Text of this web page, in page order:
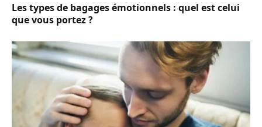
Les types de bagages émotionnels : quel est celui
que vous portez ?